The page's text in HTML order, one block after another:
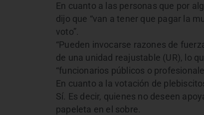
En cuanto a las personas que por
dijo que “van a tener que pagar la
voto”.
“Pueden invocarse razones de
de una unidad reajustable (UR), lo
“funcionarios públicos o
En cuanto a la votación de
Sí. Es decir, quienes no deseen
papeleta en el sobre.